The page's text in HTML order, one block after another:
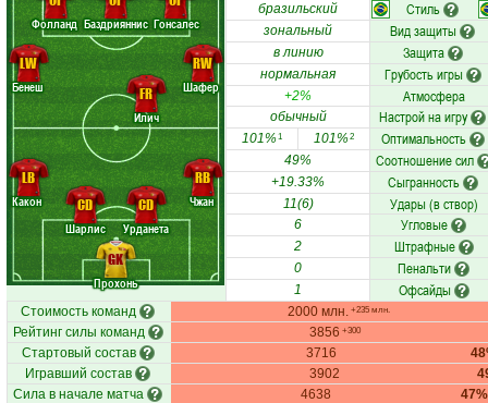
Прохонь
Какон
Шарлис
Урданета
Чжан
Бенеш
Илич
Шафер
Фолланд Баздрияннис Гонсалес
GK
LB
CD
CD
RB
LW
FR
RW
бразильский Стиль
зональный Вид защиты
в линию Защита
нормальная Грубость игры
+2% Атмосфера
обычный Настрой на игру
101%1 101%2 Оптимальность
49% Соотношение сил
+19.33% Сыгранность
11(6) Удары (в створ)
6 Угловые
2 Штрафные
0 Пенальти
1 Офсайды
Стоимость команд 2000 млн. +235 млн.
Рейтинг силы команд 3856 +300
Стартовый состав 3716
Игравший состав
3902
Сила в начале матча
4638
47%